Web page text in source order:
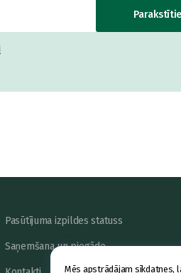
Mēs apstrādājam sīkdatnes,
Pasūtījuma izpildes statuss
Saņemšana un piegāde